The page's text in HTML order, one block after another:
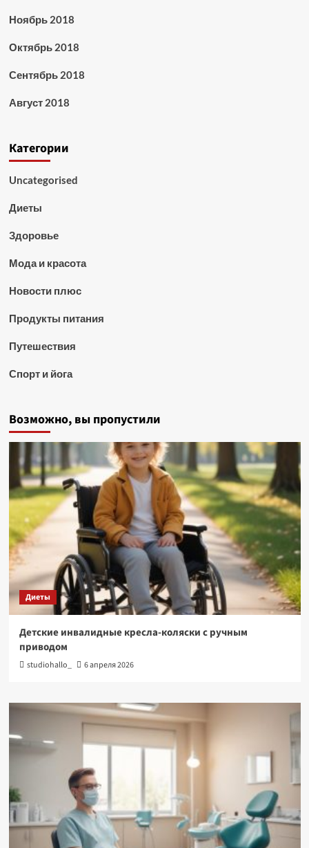
Ноябрь 2018
Октябрь 2018
Сентябрь 2018
Август 2018
Категории
Uncategorised
Диеты
Здоровье
Мода и красота
Новости плюс
Продукты питания
Путешествия
Спорт и йога
Возможно, вы пропустили
Диеты
Детские инвалидные кресла-коляски с ручным
приводом
studiohallo_ 6 апреля 2026